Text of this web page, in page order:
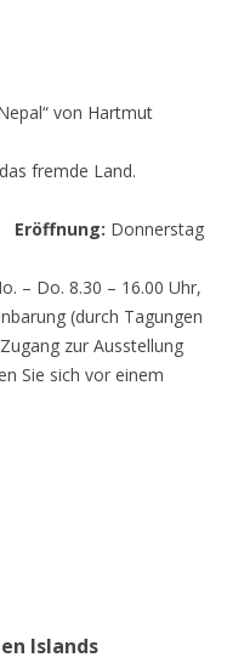
von Hartmut
fremde Land.
Eröffnung: Donnerstag
– Do. 8.30 – 16.00 Uhr,
(durch Tagungen
zur Ausstellung
Sie sich vor einem
Islands